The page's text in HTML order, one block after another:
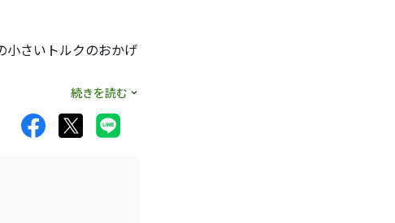
小さいトルクのおかげ
もしっかり出ていま
続きを読む